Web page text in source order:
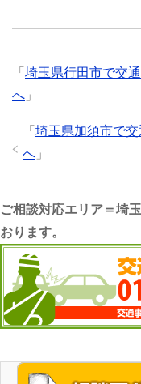
「 埼玉県行田市で交
へ 」
「 埼玉県加須市で
へ 」
ご相談対応エリア＝埼
おります。